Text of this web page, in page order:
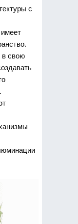
с
в свою